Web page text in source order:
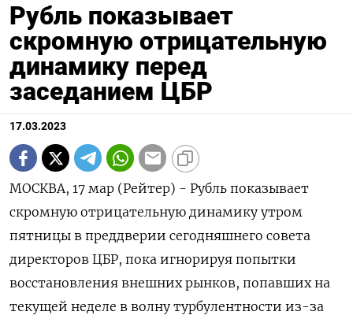
Рубль показывает
скромную отрицательную
динамику перед
заседанием ЦБР
17.03.2023
МОСКВА, 17 мар (Рейтер) - Рубль показывает
скромную отрицательную динамику утром
пятницы в преддверии сегодняшнего совета
директоров ЦБР, пока игнорируя попытки
восстановления внешних рынков, попавших на
текущей неделе в волну турбулентности из-за